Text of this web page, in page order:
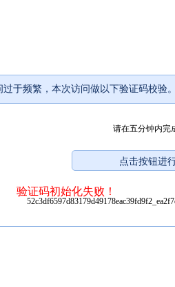
过于频繁，本次访问做以下验证码校验。
请在五分钟内完
验证码初始化失败！